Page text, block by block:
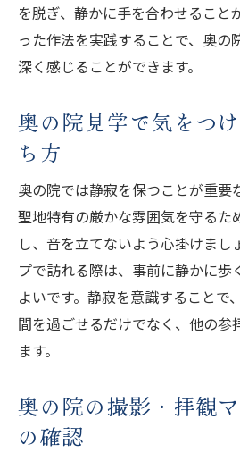
を脱ぎ、静かに手を合わせること
った作法を実践することで、奥の
深く感じることができます。
奥の院見学で気をつ
ち方
奥の院では静寂を保つことが重要
聖地特有の厳かな雰囲気を守るた
し、音を立てないよう心掛けまし
プで訪れる際は、事前に静かに歩
よいです。静寂を意識することで
間を過ごせるだけでなく、他の参
ます。
奥の院の撮影・拝観
の確認